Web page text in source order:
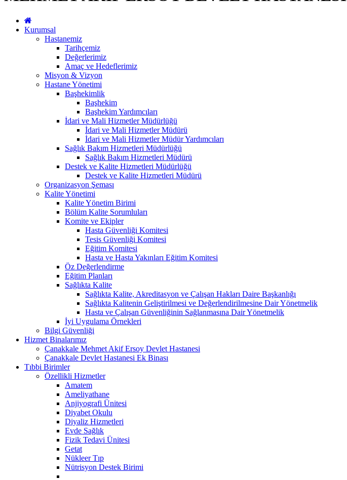
Kurumsal
Hastanemiz
Tarihçemiz
Değerlerimiz
Amaç ve Hedeflerimiz
Misyon & Vizyon
Hastane Yönetimi
Başhekimlik
Başhekim
Başhekim Yardımcıları
İdari ve Mali Hizmetler Müdürlüğü
İdari ve Mali Hizmetler Müdürü
İdari ve Mali Hizmetler Müdür Yardımcıları
Sağlık Bakım Hizmetleri Müdürlüğü
Sağlık Bakım Hizmetleri Müdürü
Destek ve Kalite Hizmetleri Müdürlüğü
Destek ve Kalite Hizmetleri Müdürü
Organizasyon Şeması
Kalite Yönetimi
Kalite Yönetim Birimi
Bölüm Kalite Sorumluları
Komite ve Ekipler
Hasta Güvenliği Komitesi
Tesis Güvenliği Komitesi
Eğitim Komitesi
Hasta ve Hasta Yakınları Eğitim Komitesi
Öz Değerlendirme
Eğitim Planları
Sağlıkta Kalite
Sağlıkta Kalite, Akreditasyon ve Çalışan Hakları Daire Başkanlığı
Sağlıkta Kalitenin Geliştirilmesi ve Değerlendirilmesine Dair Yönetmelik
Hasta ve Çalışan Güvenliğinin Sağlanmasına Dair Yönetmelik
İyi Uygulama Örnekleri
Bilgi Güvenliği
Hizmet Binalarımız
Çanakkale Mehmet Akif Ersoy Devlet Hastanesi
Çanakkale Devlet Hastanesi Ek Binası
Tıbbi Birimler
Özellikli Hizmetler
Amatem
Ameliyathane
Anjiyografi Ünitesi
Diyabet Okulu
Diyaliz Hizmetleri
Evde Sağlık
Fizik Tedavi Ünitesi
Getat
Nükleer Tıp
Nütrisyon Destek Birimi